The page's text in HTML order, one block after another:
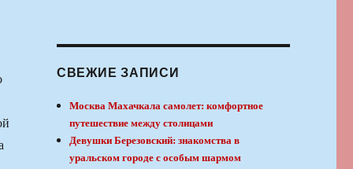
СВЕЖИЕ ЗАПИСИ
Москва Махачкала самолет: комфортное
путешествие между столицами
Девушки Березовский: знакомства в
уральском городе с особым шармом